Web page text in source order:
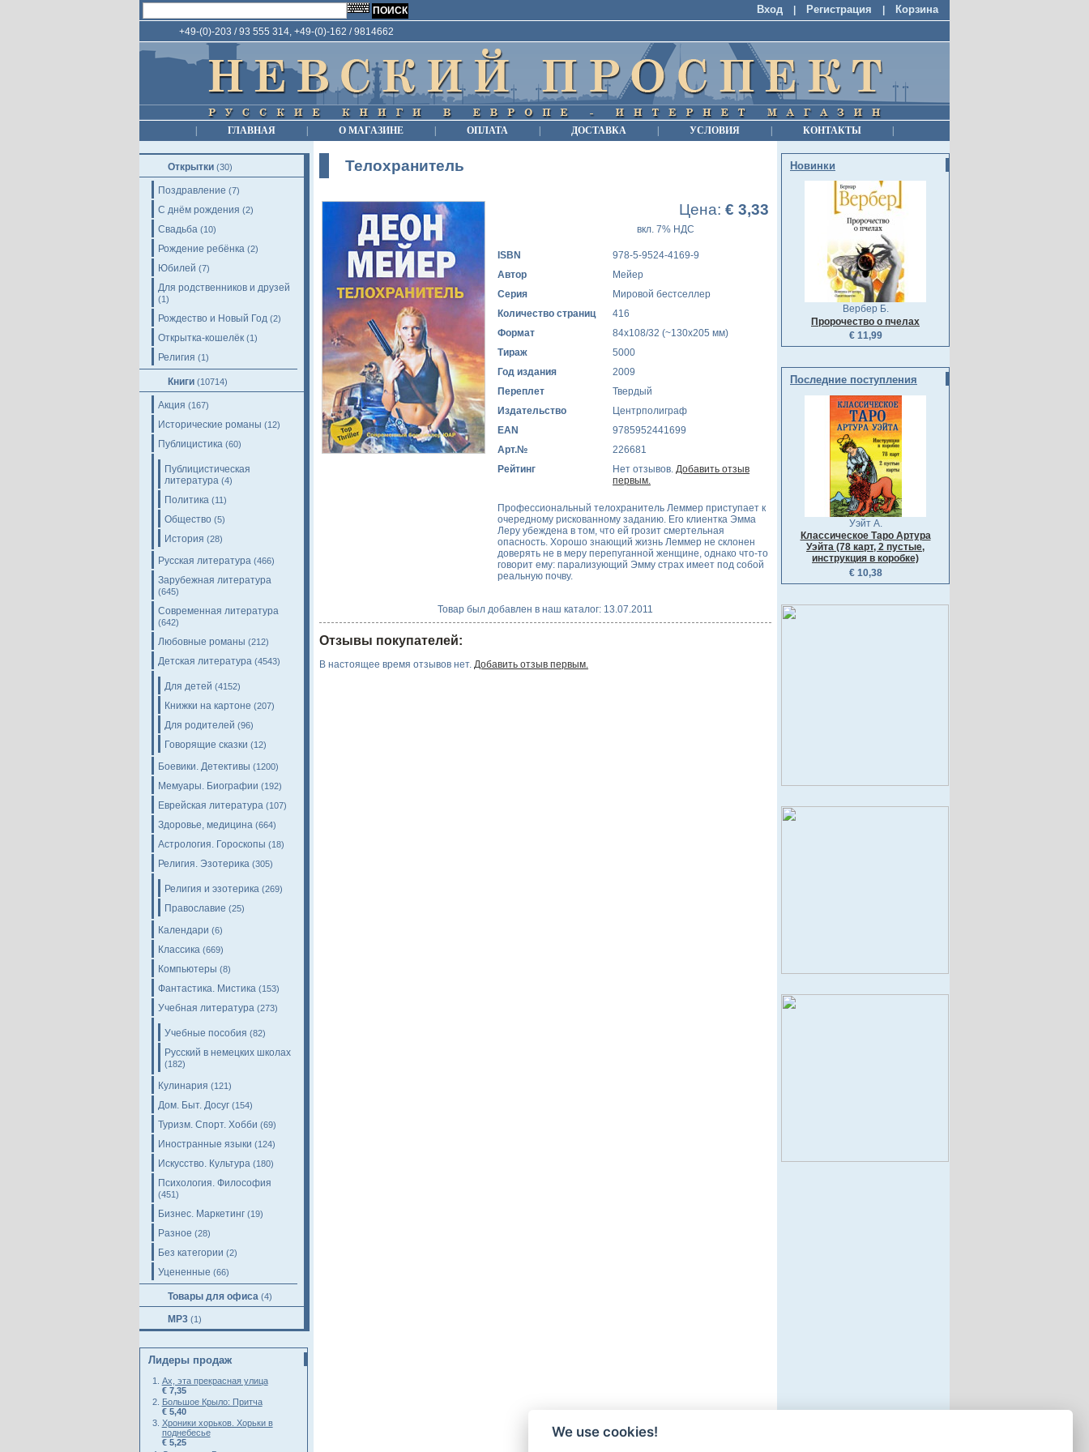
Вход Регистрация Корзина
+49-(0)-203 / 93 555 314, +49-(0)-162 / 9814662
ГЛАВНАЯ О МАГАЗИНЕ ОПЛАТА ДОСТАВКА УСЛОВИЯ КОНТАКТЫ
Открытки (30)
Поздравление (7)
С днём рождения (2)
Свадьба (10)
Рождение ребёнка (2)
Юбилей (7)
Для родственников и друзей
(1)
Рождество и Новый Год (2)
Открытка-кошелёк (1)
Религия (1)
Книги (10714)
Акция (167)
Исторические романы (12)
Публицистика (60)
Публицистическая
литература (4)
Политика (11)
Общество (5)
История (28)
Русская литература (466)
Зарубежная литература
(645)
Современная литература
(642)
Любовные романы (212)
Детская литература (4543)
Для детей (4152)
Книжки на картоне (207)
Для родителей (96)
Говорящие сказки (12)
Боевики. Детективы (1200)
Мемуары. Биографии (192)
Еврейская литература (107)
Здоровье, медицина (664)
Астрология. Гороскопы (18)
Религия. Эзотерика (305)
Религия и эзотерика (269)
Православие (25)
Календари (6)
Классика (669)
Компьютеры (8)
Фантастика. Мистика (153)
Учебная литература (273)
Учебные пособия (82)
Русский в немецких школах
(182)
Кулинария (121)
Дом. Быт. Досуг (154)
Туризм. Спорт. Хобби (69)
Иностранные языки (124)
Искусство. Культура (180)
Психология. Философия
(451)
Бизнес. Маркетинг (19)
Разное (28)
Без категории (2)
Уцененные (66)
Товары для офиса (4)
MP3 (1)
Лидеры продаж
Ах, эта прекрасная улица
€ 7,35
Большое Крыло: Притча
€ 5,40
Хроники хорьков. Хорьки в
поднебесье
€ 5,25
Телохранитель
Цена: € 3,33
вкл. 7% НДС
ISBN
978-5-9524-4169-9
Автор
Мейер
Серия
Мировой бестселлер
Количество страниц
416
Формат
84x108/32 (~130х205 мм)
Тираж
5000
Год издания
2009
Переплет
Твердый
Издательство
Центрполиграф
EAN
9785952441699
Арт.№
226681
Рейтинг
Нет отзывов. Добавить отзыв
первым.
Профессиональный телохранитель Леммер приступает к
очередному рискованному заданию. Его клиентка Эмма
Леру убеждена в том, что ей грозит смертельная
опасность. Хорошо знающий жизнь Леммер не склонен
доверять не в меру перепуганной женщине, однако что-то
говорит ему: парализующий Эмму страх имеет под собой
реальную почву.
Товар был добавлен в наш каталог: 13.07.2011
Отзывы покупателей:
В настоящее время отзывов нет. Добавить отзыв первым.
Новинки
Вербер Б.
Пророчество о пчелах
€ 11,99
Последние поступления
Уэйт А.
Классическое Таро Артура
Уэйта (78 карт, 2 пустые,
инструкция в коробке)
€ 10,38
We use cookies!